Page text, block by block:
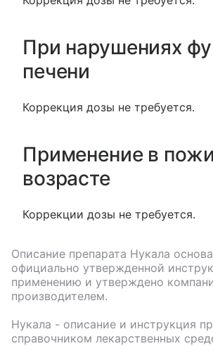
При нарушениях
печени
Коррекция дозы не требуется.
Применение в
возрасте
Коррекции дозы не требуется.
Описание препарата Нукала
официально утвержденной
применению и утверждено
производителем.
Нукала - описание и инструкция
справочником лекарственных